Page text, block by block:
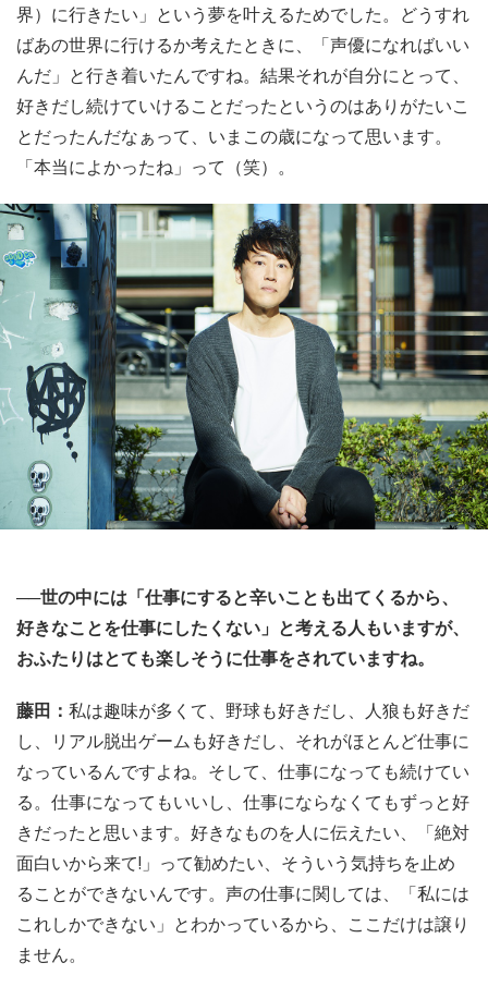
界）に行きたい」という夢を叶えるためでした。どうすれ
ばあの世界に行けるか考えたときに、「声優になればいい
んだ」と行き着いたんですね。結果それが自分にとって、
好きだし続けていけることだったというのはありがたいこ
とだったんだなぁって、いまこの歳になって思います。
「本当によかったね」って（笑）。
──世の中には「仕事にすると辛いことも出てくるから、
好きなことを仕事にしたくない」と考える人もいますが、
おふたりはとても楽しそうに仕事をされていますね。
藤田： 私は趣味が多くて、野球も好きだし、人狼も好きだ
し、リアル脱出ゲームも好きだし、それがほとんど仕事に
なっているんですよね。そして、仕事になっても続けてい
る。仕事になってもいいし、仕事にならなくてもずっと好
きだったと思います。好きなものを人に伝えたい、「絶対
面白いから来て!」って勧めたい、そういう気持ちを止め
ることができないんです。声の仕事に関しては、「私には
これしかできない」とわかっているから、ここだけは譲り
ません。